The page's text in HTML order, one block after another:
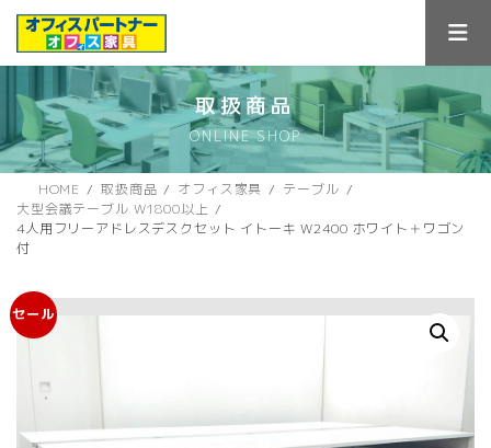
ス
キ
ン
に
取扱商品
ONLINE SHOP
HOME 取扱商品 オフィス家具
テーブル
大型会議テーブル W1800以上
4人用フリーアドレスデスクセット イトーキ W2400 ホワイト＋ワゴン
付
セール